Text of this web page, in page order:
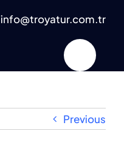
info@troyatur.com.tr
Previous